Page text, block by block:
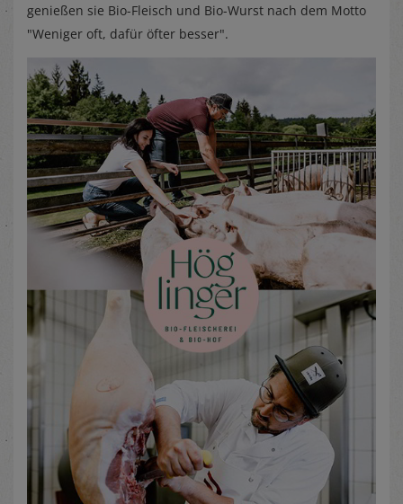
genießen sie Bio-Fleisch und Bio-Wurst nach dem Motto
"Weniger oft, dafür öfter besser".